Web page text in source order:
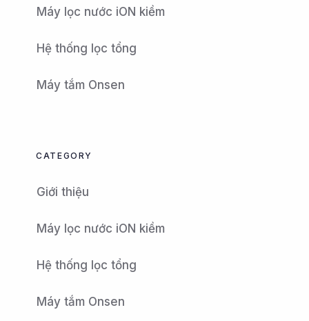
Máy lọc nước iON kiềm
Hệ thống lọc tổng
Máy tắm Onsen
CATEGORY
Giới thiệu
Máy lọc nước iON kiềm
Hệ thống lọc tổng
Máy tắm Onsen